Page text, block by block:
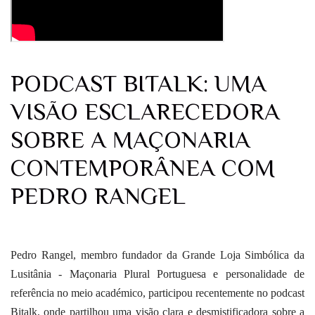
PODCAST BITALK: UMA
VISÃO ESCLARECEDORA
SOBRE A MAÇONARIA
CONTEMPORÂNEA COM
PEDRO RANGEL
Pedro Rangel, membro fundador da Grande Loja Simbólica da
Lusitânia - Maçonaria Plural Portuguesa e personalidade de
referência no meio académico, participou recentemente no podcast
Bitalk, onde partilhou uma visão clara e desmistificadora sobre a